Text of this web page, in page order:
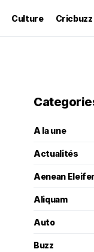
Culture Cricbuzz
A la une
Actualités
Aenean
Aliquam
Auto
Buzz